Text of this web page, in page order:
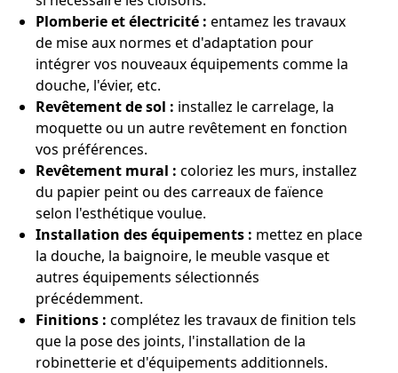
Plomberie et électricité : entamez les travaux
de mise aux normes et d'adaptation pour
intégrer vos nouveaux équipements comme la
douche, l'évier, etc.
Revêtement de sol : installez le carrelage, la
moquette ou un autre revêtement en fonction
vos préférences.
Revêtement mural : coloriez les murs, installez
du papier peint ou des carreaux de faïence
selon l'esthétique voulue.
Installation des équipements : mettez en place
la douche, la baignoire, le meuble vasque et
autres équipements sélectionnés
précédemment.
Finitions : complétez les travaux de finition tels
que la pose des joints, l'installation de la
robinetterie et d'équipements additionnels.